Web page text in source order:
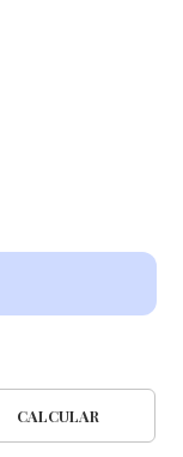
CALCULAR